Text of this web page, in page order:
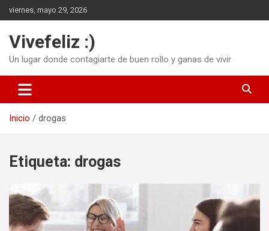
Saltar
al
viernes, mayo 29, 2026
Vivefeliz :)
Un lugar donde contagiarte de buen rollo y ganas de vivir
Inicio drogas
Etiqueta: drogas